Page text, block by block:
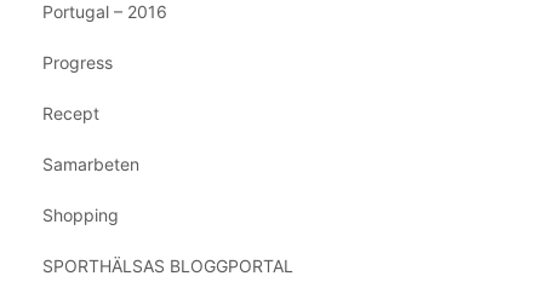
Portugal – 2016
Progress
Recept
Samarbeten
Shopping
SPORTHÄLSAS BLOGGPORTAL